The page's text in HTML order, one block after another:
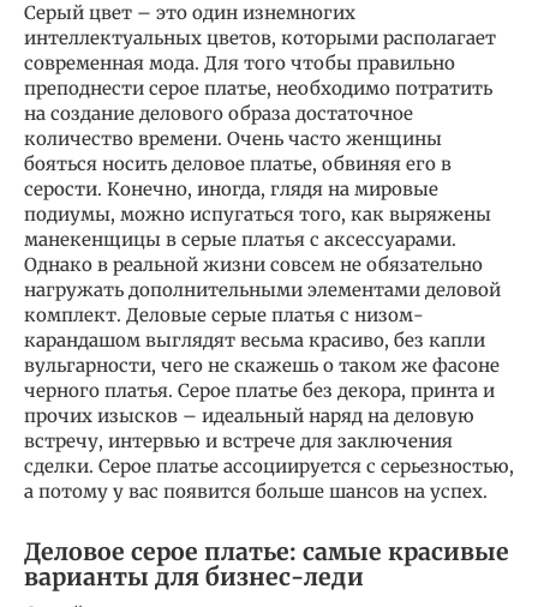
Серый цвет – это один изнемногих
интеллектуальных цветов, которыми располагает
современная мода. Для того чтобы правильно
преподнести серое платье, необходимо потратить
на создание делового образа достаточное
количество времени. Очень часто женщины
бояться носить деловое платье, обвиняя его в
серости. Конечно, иногда, глядя на мировые
подиумы, можно испугаться того, как выряжены
манекенщицы в серые платья с аксессуарами.
Однако в реальной жизни совсем не обязательно
нагружать дополнительными элементами деловой
комплект. Деловые серые платья с низом-
карандашом выглядят весьма красиво, без капли
вульгарности, чего не скажешь о таком же фасоне
черного платья. Серое платье без декора, принта и
прочих изысков – идеальный наряд на деловую
встречу, интервью и встрече для заключения
сделки. Серое платье ассоциируется с серьезностью,
а потому у вас появится больше шансов на успех.
Деловое серое платье: самые красивые
варианты для бизнес-леди